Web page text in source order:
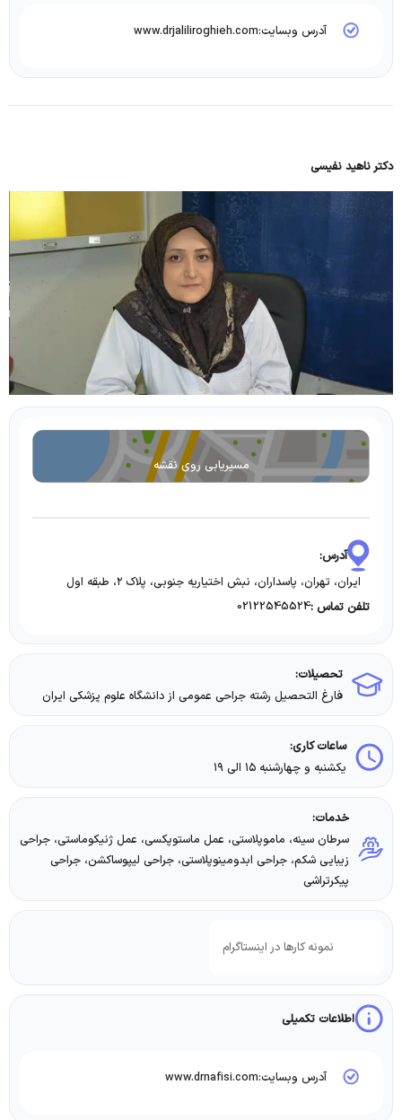
آدرس وبسایت:www.drjaliliroghieh.com
دکتر ناهید نفیسی
مسیریابی روی نقشه
آدرس:
ایران، تهران، پاسداران، نبش اختیاریه جنوبی، پلاک ۲، طبقه اول
تلفن تماس :02122545524
تحصیلات:
فارغ التحصیل رشته جراحی عمومی از دانشگاه علوم پزشكی ايران
ساعات کاری:
یکشنبه و چهارشنبه ۱۵ الی ۱۹
خدمات:
سرطان سینه، ماموپلاستی، عمل ماستوپکسی، عمل ژنیکوماستی، جراحی
زیبایی شکم، جراحی ابدومینوپلاستی، جراحی لیپوساکشن، جراحی
پیکرتراشی
نمونه کارها در اینستاگرام
اطلاعات تکمیلی
آدرس وبسایت:www.drnafisi.com